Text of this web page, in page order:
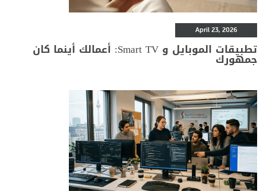
April 23, 2026
تطبيقات الموبايل و Smart TV: أعمالك أينما كان
جمهورك